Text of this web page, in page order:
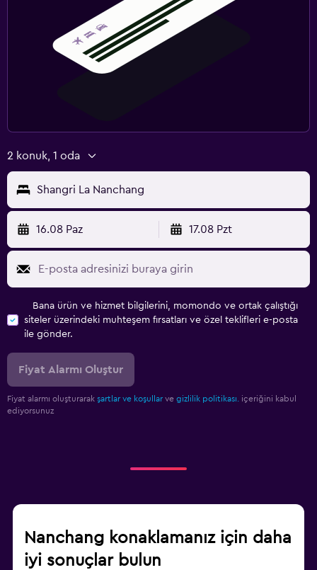
2 konuk, 1 oda
Shangri La Nanchang
16.08 Paz 17.08 Pzt
Bana ürün ve hizmet bilgilerini, momondo ve ortak çalıştığı
siteler üzerindeki muhteşem fırsatları ve özel teklifleri e-posta
ile gönder.
Fiyat Alarmı Oluştur
Fiyat alarmı oluşturarak şartlar ve koşullar ve gizlilik politikası.
içeriğini kabul
ediyorsunuz
Nanchang konaklamanız için daha
iyi sonuçlar bulun